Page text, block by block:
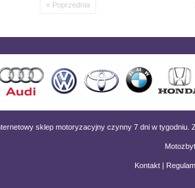
« Poprzednia
sklep motoryzacyjny czynny 7 dni w
Kontakt|